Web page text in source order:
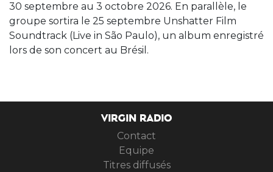
30 septembre au 3 octobre 2026. En parallèle, le
groupe sortira le 25 septembre Unshatter Film
Soundtrack (Live in São Paulo), un album enregistré
lors de son concert au Brésil.
VIRGIN RADIO
Contact
Equipe
Titres diffusés